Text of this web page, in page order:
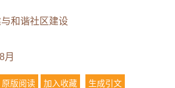
和谐社区建设
月
原版阅读 加入收藏 生成引文